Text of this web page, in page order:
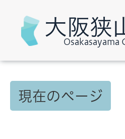
大阪狭
Osakasayama
現在のページ